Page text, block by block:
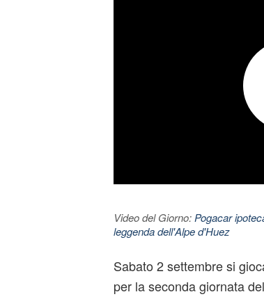
Video del Giorno: Pogacar
leggenda dell'Alpe d'Huez
Sabato 2 settembre si
per la seconda giornata